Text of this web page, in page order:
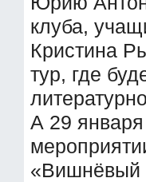
клуба,
Кристина
тур, где
А 29
«Вишнёвый